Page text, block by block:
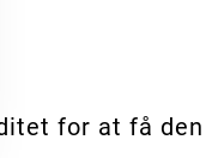
for at få den